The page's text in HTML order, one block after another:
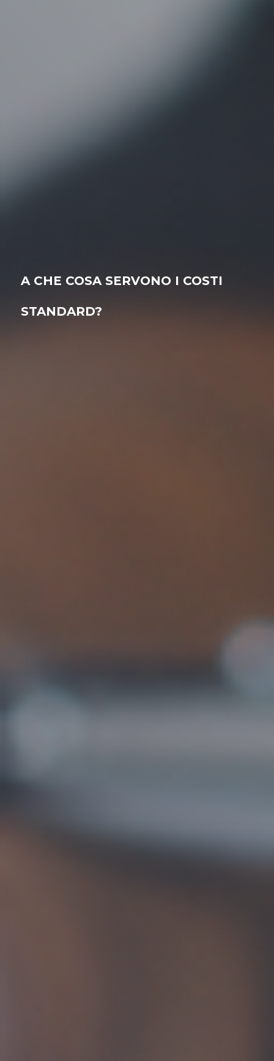
A CHE COSA SERVONO I COSTI
STANDARD?